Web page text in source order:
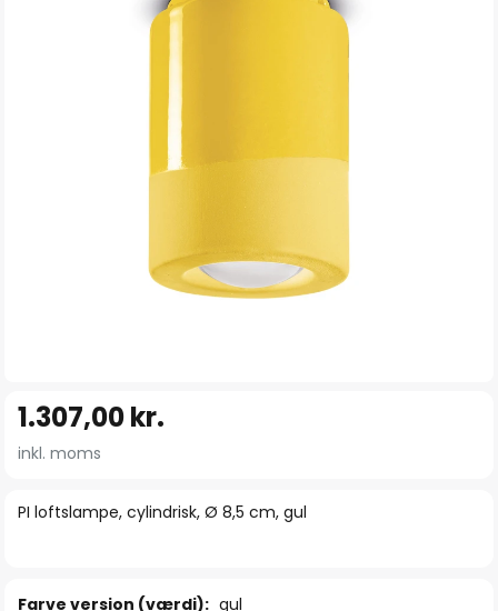
starten
billedgalleriet
PI loftslampe, cylindrisk, Ø 8,5 cm, gul
1.307,00 kr.
inkl. moms
Farve version (værdi): gul